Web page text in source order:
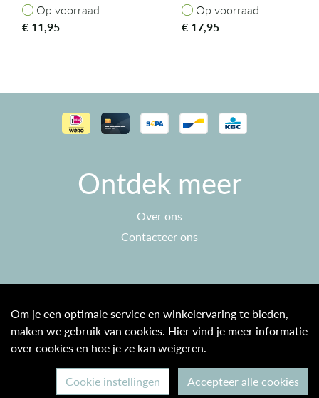
Op voorraad
Op voorraad
€ 11,95
Op voorraad
Op voorraad
€ 17,95
Ontdek meer
Over ons
Contacteer ons
Algemene voorwaarden
Privacy beleid
Om je een optimale service en winkelervaring te bieden,
maken we gebruik van cookies. Hier vind je meer informatie
over cookies en hoe je ze kan weigeren.
Cookie instellingen Accepteer alle cookies